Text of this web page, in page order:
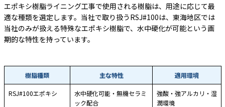
エポキシ樹脂ライニング工事で使用される樹脂は、用途に応じて最
適な種類を選定します。当社で取り扱うRSJ#100は、東海地区では
当社のみが扱える特殊なエポキシ樹脂で、水中硬化が可能という画
期的な特性を持っています。
樹脂種類 主な特性 適用環境
RSJ#100エポキシ
水中硬化可能・無機セラミ
ック配合
強酸・強アルカリ・湿
潤環境